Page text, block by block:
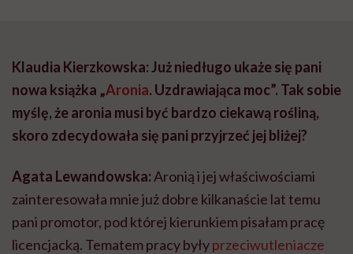
Klaudia Kierzkowska: Już niedługo ukaże się pani
nowa książka „Aronia. Uzdrawiająca moc”. Tak sobie
myślę, że aronia musi być bardzo ciekawą rośliną,
skoro zdecydowała się pani przyjrzeć jej bliżej?
Agata Lewandowska:Aronią i jej właściwościami
zainteresowała mnie już dobre kilkanaście lat temu
pani promotor, pod której kierunkiem pisałam pracę
licencjacką. Tematem pracy byłyprzeciwutleniacze